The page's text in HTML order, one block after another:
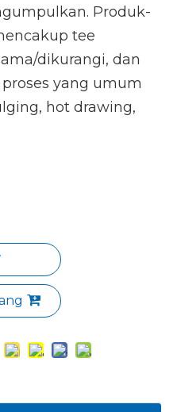
Produk-
tee
dikurangi, dan
proses yang umum
hot drawing,